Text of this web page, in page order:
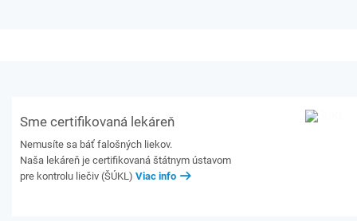
Sme certifikovaná lekáreň
Nemusíte sa báť falošných liekov.
Naša lekáreň je certifikovaná štátnym ústavom
pre kontrolu liečiv (ŠÚKL) Viac info